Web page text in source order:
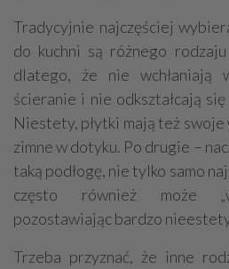
Tradycyjnie najczęściej
do kuchni są różnego
dlatego, że nie wchłaniają
ścieranie i nie odkształcają
Niestety, płytki mają też swoje
zimne w dotyku. Po drugie –
taką podłogę, nie tylko samo
często również może
pozostawiając bardzo
Trzeba przyznać, że inne